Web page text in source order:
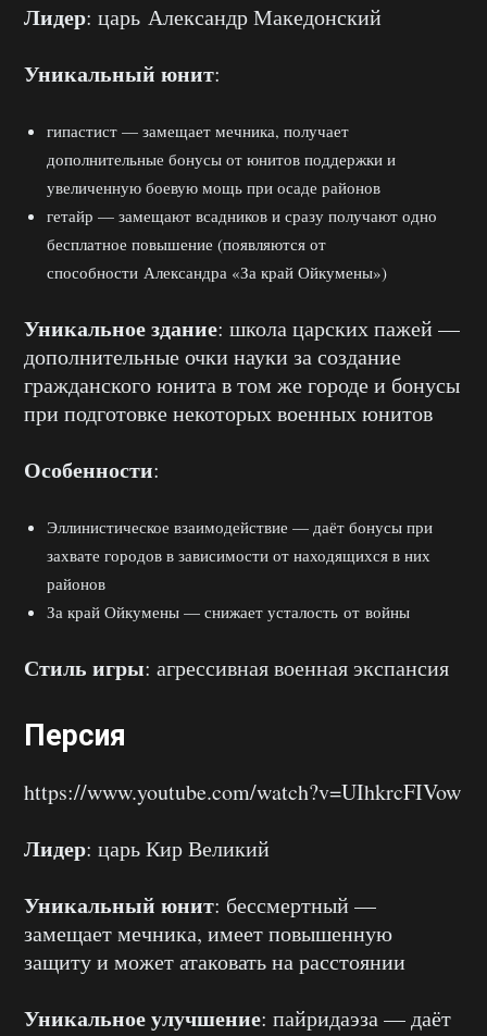
Лидер: царь Александр Македонский
Уникальный юнит:
гипастист — замещает мечника, получает
дополнительные бонусы от юнитов поддержки и
увеличенную боевую мощь при осаде районов
гетайр — замещают всадников и сразу получают одно
бесплатное повышение (появляются от
способности Александра «За край Ойкумены»)
Уникальное здание: школа царских пажей —
дополнительные очки науки за создание
гражданского юнита в том же городе и бонусы
при подготовке некоторых военных юнитов
Особенности:
Эллинистическое взаимодействие — даёт бонусы при
захвате городов в зависимости от находящихся в них
районов
За край Ойкумены — снижает усталость от войны
Стиль игры: агрессивная военная экспансия
Персия
https://www.youtube.com/watch?v=UIhkrcFIVow
Лидер: царь Кир Великий
Уникальный юнит: бессмертный —
замещает мечника, имеет повышенную
защиту и может атаковать на расстоянии
Уникальное улучшение: пайридаэза — даёт